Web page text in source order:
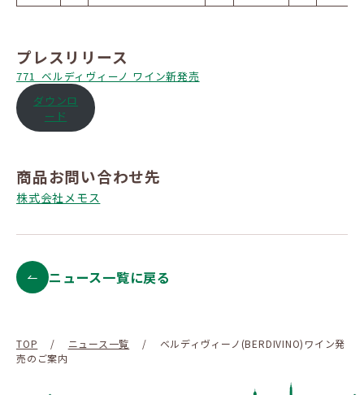
プレスリリース
771_ベルディヴィーノ ワイン新発売
ダウンロ
ード
商品お問い合わせ先
株式会社メモス
ニュース一覧に戻る
TOP / ニュース一覧 /
ベルディヴィーノ(BERDIVINO)ワイン発
売のご案内